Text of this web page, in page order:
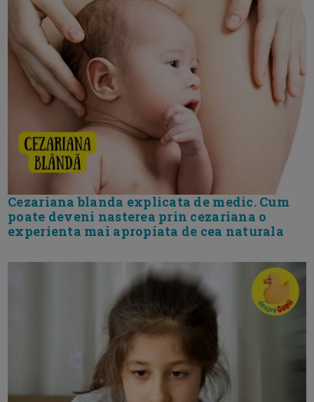
Cezariana blanda explicata de medic. Cum
poate deveni nasterea prin cezariana o
experienta mai apropiata de cea naturala